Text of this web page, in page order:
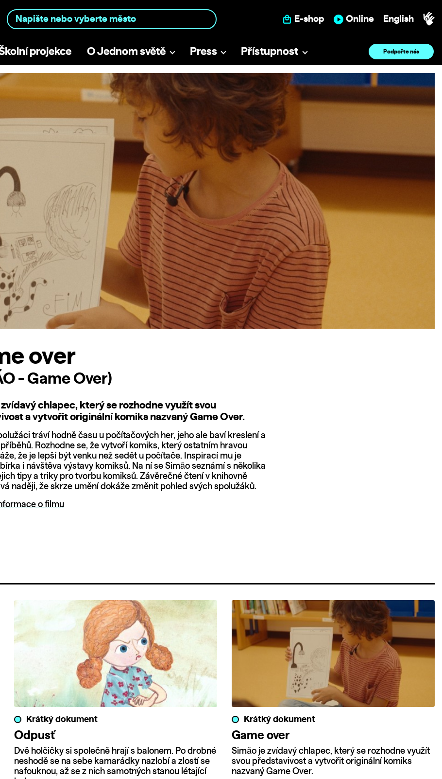
E-shop Online English
projekce O Jednom světě Press Přístupnost Podpořte nás
over
- Game Over)
chlapec, který se rozhodne využít svou
a vytvořit originální komiks nazvaný Game Over.
tráví hodně času u počítačových her, jeho ale baví kreslení a
Rozhodne se, že vytvoří komiks, který ostatním hravou
že je lepší být venku než sedět u počítače. Inspirací mu je
i návštěva výstavy komiksů. Na ní se Simão seznámí s několika
tipy a triky pro tvorbu komiksů. Závěrečné čtení v knihovně
naději, že skrze umění dokáže změnit pohled svých spolužáků.
o filmu
Krátký dokument
Odpusť
Dvě holčičky si společně hrají s balonem. Po drobné
neshodě se na sebe kamarádky nazlobí a zlostí se
nafouknou, až se z nich samotných stanou létající
Krátký dokument
Game over
Simão je zvídavý chlapec, který se rozhodne využít
svou představivost a vytvořit originální komiks
nazvaný Game Over.